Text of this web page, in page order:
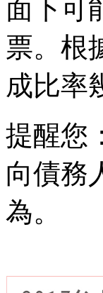
面下可
票。根
成比率
提醒您：
向債務
為。